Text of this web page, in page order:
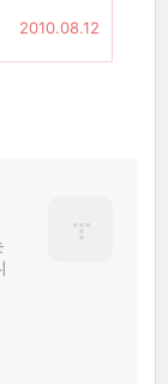
2010.08.12